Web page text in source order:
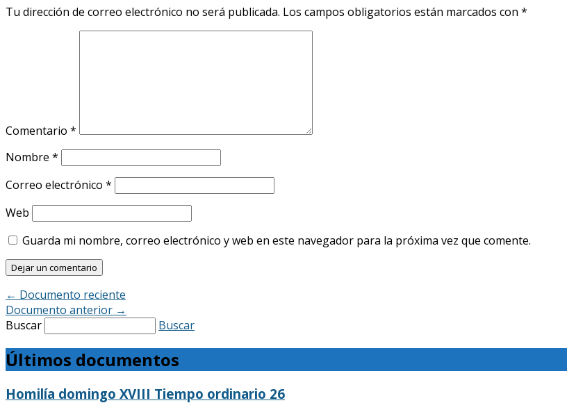
Tu dirección de correo electrónico no será publicada. Los campos obligatorios están marcados con *
Comentario *
Nombre *
Correo electrónico *
Web
Guarda mi nombre, correo electrónico y web en este navegador para la próxima vez que comente.
← Documento reciente
Documento anterior →
Buscar
Buscar
Últimos documentos
Homilía domingo XVIII Tiempo ordinario 26